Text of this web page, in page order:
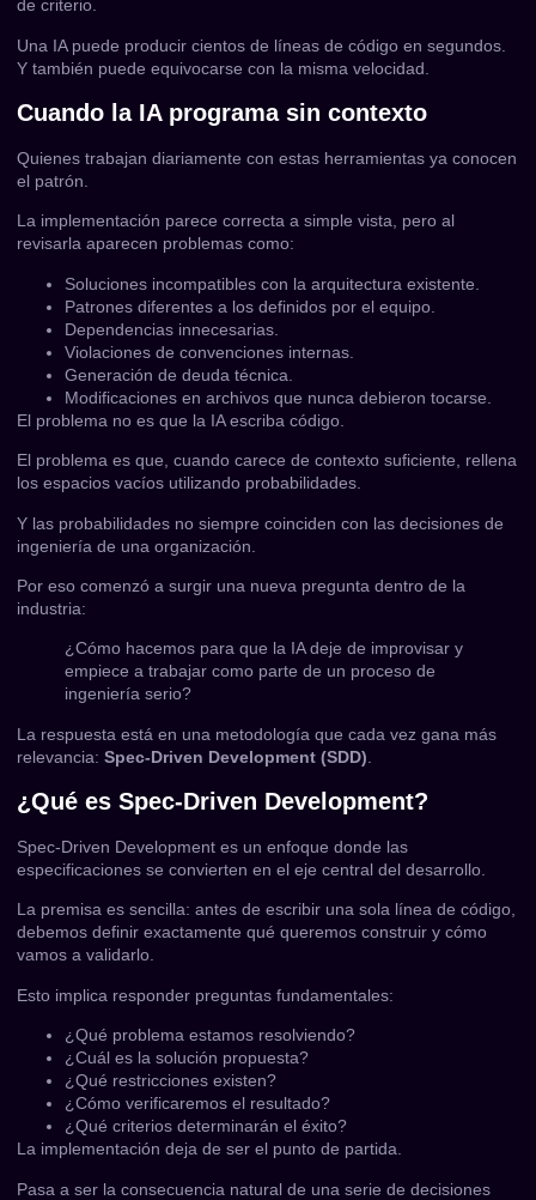
de criterio.
Una IA puede producir cientos de líneas de código en segundos.
Y también puede equivocarse con la misma velocidad.
Cuando la IA programa sin contexto
Quienes trabajan diariamente con estas herramientas ya conocen
el patrón.
La implementación parece correcta a simple vista, pero al
revisarla aparecen problemas como:
Soluciones incompatibles con la arquitectura existente.
Patrones diferentes a los definidos por el equipo.
Dependencias innecesarias.
Violaciones de convenciones internas.
Generación de deuda técnica.
Modificaciones en archivos que nunca debieron tocarse.
El problema no es que la IA escriba código.
El problema es que, cuando carece de contexto suficiente, rellena
los espacios vacíos utilizando probabilidades.
Y las probabilidades no siempre coinciden con las decisiones de
ingeniería de una organización.
Por eso comenzó a surgir una nueva pregunta dentro de la
industria:
¿Cómo hacemos para que la IA deje de improvisar y
empiece a trabajar como parte de un proceso de
ingeniería serio?
La respuesta está en una metodología que cada vez gana más
relevancia: Spec-Driven Development (SDD)
¿Qué es Spec-Driven Development?
Spec-Driven Development es un enfoque donde las
especificaciones se convierten en el eje central del desarrollo.
La premisa es sencilla: antes de escribir una sola línea de código,
debemos definir exactamente qué queremos construir y cómo
vamos a validarlo.
Esto implica responder preguntas fundamentales:
¿Qué problema estamos resolviendo?
¿Cuál es la solución propuesta?
¿Qué restricciones existen?
¿Cómo verificaremos el resultado?
¿Qué criterios determinarán el éxito?
La implementación deja de ser el punto de partida.
Pasa a ser la consecuencia natural de una serie de decisiones